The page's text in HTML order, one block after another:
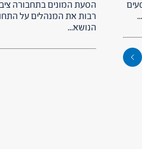
הסעת המונים בתחבורה
רבות את המנהלים על
הנושא...